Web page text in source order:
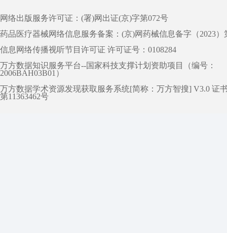
网络出版服务许可证：(署)网出证(京)字第072号
药品医疗器械网络信息服务备案：(京)网药械信息备字（2023）
信息网络传播视听节目许可证 许可证号：0108284
万方数据知识服务平台--国家科技支撑计划资助项目（编号：
2006BAH03B01）
万方数据学术资源发现获取服务系统[简称：万方智搜] V3.0 证
第11363462号